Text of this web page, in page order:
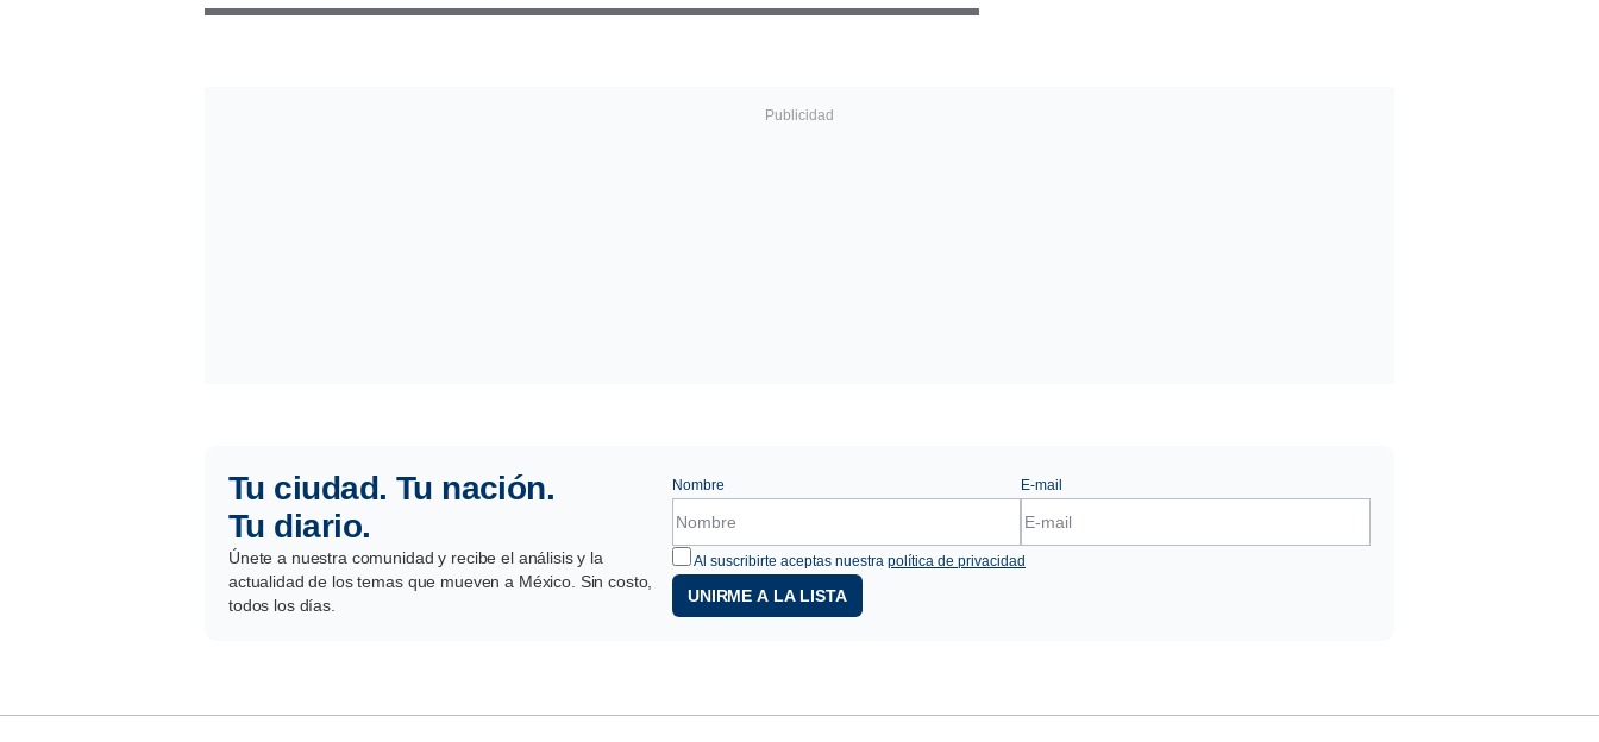
Tu ciudad. Tu nación.
Tu diario.
Únete a nuestra comunidad y recibe el análisis y la
actualidad de los temas que mueven a México. Sin costo,
todos los días.
Nombre E-mail
Al suscribirte aceptas nuestra política de privacidad
UNIRME A LA LISTA